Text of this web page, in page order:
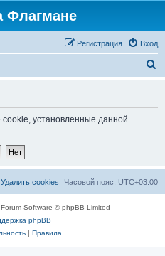
Флагмане
Вход
Регистрация
cookie, установленные данной
Часовой пояс: UTC+03:00
Удалить cookies
Software © phpBB Limited
phpBB
| Правила